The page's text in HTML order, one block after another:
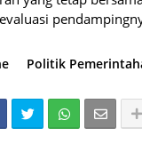
Politik